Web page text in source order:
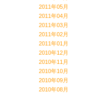
2011年05月
2011年04月
2011年03月
2011年02月
2011年01月
2010年12月
2010年11月
2010年10月
2010年09月
2010年08月